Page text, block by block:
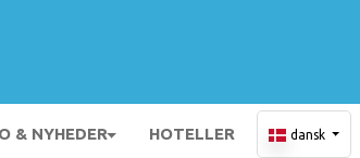
& NYHEDER HOTELLER dansk